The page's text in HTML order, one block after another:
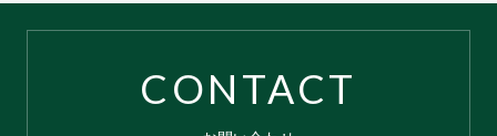
CONTACT